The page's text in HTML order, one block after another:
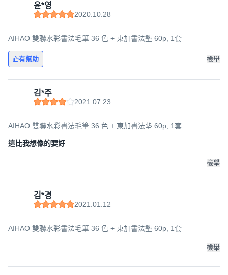
윤*영
2020.10.28
AIHAO 雙聯水彩書法毛筆 36 色 + 東加書法墊 60p, 1套
有幫助 檢舉
김*주
2021.07.23
AIHAO 雙聯水彩書法毛筆 36 色 + 東加書法墊 60p, 1套
這比我想像的要好
檢舉
김*경
2021.01.12
AIHAO 雙聯水彩書法毛筆 36 色 + 東加書法墊 60p, 1套
檢舉